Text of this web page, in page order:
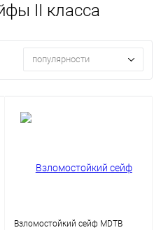
II класса
популярности
Взломостойкий сейф MDTB